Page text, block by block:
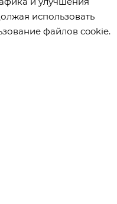
использовать
файлов cookie.